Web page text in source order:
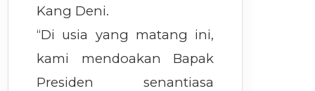
Kang Deni.
“Di usia yang matang ini,
kami mendoakan Bapak
Presiden senantiasa